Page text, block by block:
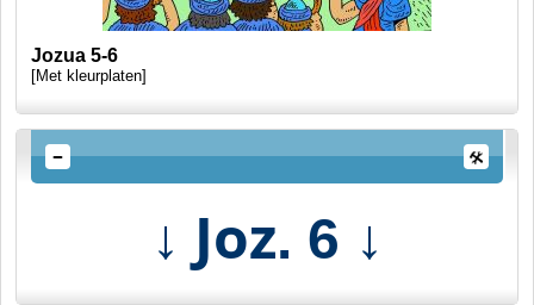
Jozua 5-6
[Met kleurplaten]
↓ Joz. 6 ↓